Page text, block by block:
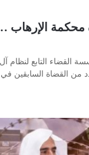
محكمة الإرهاب …
القضاء التابع لنظام
من القضاة السابقين